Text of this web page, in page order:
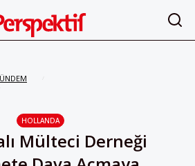
HOLLANDA
Mülteci Derneği